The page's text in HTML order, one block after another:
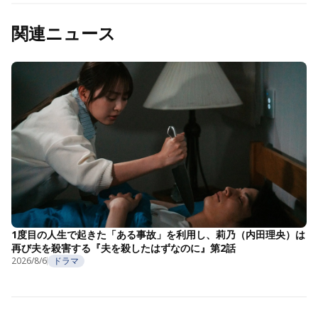
関連ニュース
1度目の人生で起きた「ある事故」を利用し、莉乃（内田理央）は
再び夫を殺害する『夫を殺したはずなのに』第2話
2026/8/6 ドラマ